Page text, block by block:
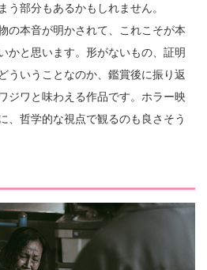
う部分もあるかもしれません。
の本音が明かされて、これこそが本
かと思います。形がないもの、証明
ういうことなのか、鑑賞後に振り返
ジワと味わえる作品です。ホラー映
、哲学的な視点で観るのも良さそう